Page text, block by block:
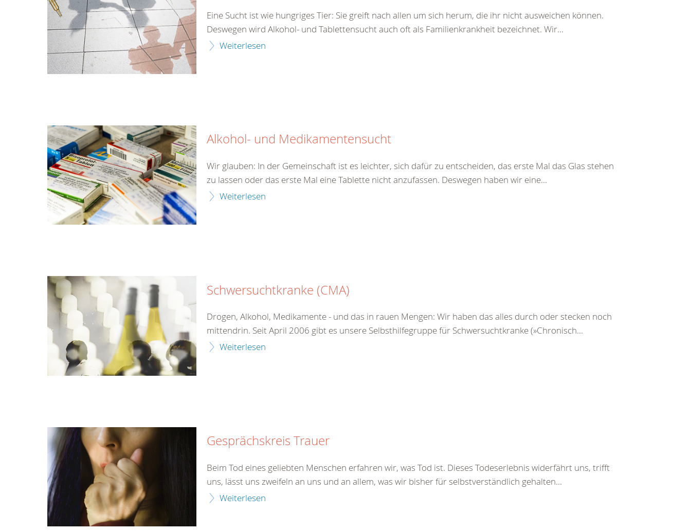
Eine Sucht ist wie hungriges Tier: Sie greift nach allen um sich herum, die ihr nicht ausweichen können.
Deswegen wird Alkohol- und Tablettensucht auch oft als Familienkrankheit bezeichnet. Wir...
Weiterlesen
Alkohol- und Medikamentensucht
Wir glauben: In der Gemeinschaft ist es leichter, sich dafür zu entscheiden, das erste Mal das Glas stehen
zu lassen oder das erste Mal eine Tablette nicht anzufassen. Deswegen haben wir eine...
Weiterlesen
Schwersuchtkranke (CMA)
Drogen, Alkohol, Medikamente - und das in rauen Mengen: Wir haben das alles durch oder stecken noch
mittendrin. Seit April 2006 gibt es unsere Selbsthilfegruppe für Schwersuchtkranke (»Chronisch...
Weiterlesen
Gesprächskreis Trauer
Beim Tod eines geliebten Menschen erfahren wir, was Tod ist. Dieses Todeserlebnis widerfährt uns, trifft
uns, lässt uns zweifeln an uns und an allem, was wir bisher für selbstverständlich gehalten...
Weiterlesen